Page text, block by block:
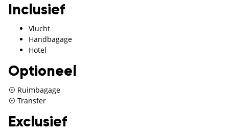
Inclusief
Vlucht
Handbagage
Hotel
Optioneel
Ruimbagage
Transfer
Exclusief